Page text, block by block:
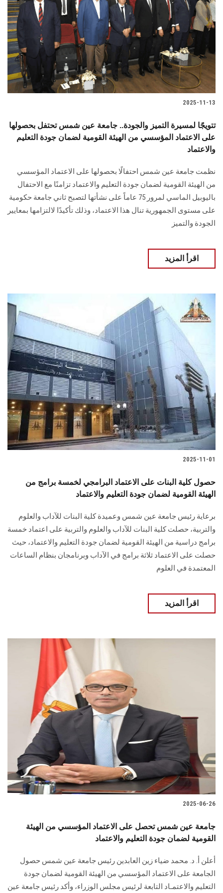
الطلاب
هيئة التدريس
الدراسات العليا
الخريجين
الزائـرون
سجل الان
2025-11-13
تتويجًا لمسيرة التميز والجودة.. جامعة عين شمس تحتفل بحصولها
على الاعتماد المؤسسي من الهيئة القومية لضمان جودة التعليم
والاعتماد
نظمت جامعة عين شمس احتفالًا بحصولها على الاعتماد المؤسسي
من الهيئة القومية لضمان جودة التعليم والاعتماد تزامنًا مع الاحتفال
باليوبيل الماسي لمرور 75 عاماً على نشأتها لتصبح ثاني جامعة حكومية
على مستوى الجمهورية تنال هذا الاعتماد، وذلك تأكيدًا لالتزامها بمعايير
الجودة والتميز
اقرأ المزيد
2025-11-01
حصول كلية البنات على الاعتماد البرامجي لخمسة برامج من
الهيئة القومية لضمان جودة التعليم والاعتماد
برعاية رئيس جامعة عين شمس وعميدة كلية البنات للآداب والعلوم
والتربية، حصلت كلية البنات للآداب والعلوم والتربية على اعتماد خمسة
برامج دراسية من الهيئة القومية لضمان جودة التعليم والاعتماد، حيث
حصلت على الاعتماد ثلاثة برامج في الآداب وبرنامجان بنظام الساعات
المعتمدة في العلوم
اقرأ المزيد
2025-06-26
جامعة عين شمس تحصل على الاعتماد المؤسسي من الهيئة
القومية لضمان جودة التعليم والاعتماد
أعلن أ. د. محمد ضياء زين العابدين رئيس جامعة عين شمس حصول
الجامعة على الاعتماد المؤسسي من الهيئة القومية لضمان جودة
التعليم والاعتمـاد التابعة لرئيس مجلس الوزراء، وأكد رئيس جامعة عين